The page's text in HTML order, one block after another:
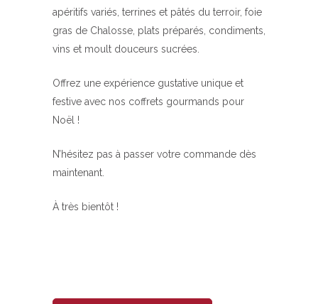
apéritifs variés, terrines et pâtés du terroir, foie
gras de Chalosse, plats préparés, condiments,
vins et moult douceurs sucrées.
Offrez une expérience gustative unique et
festive avec nos coffrets gourmands pour
Noël !
N’hésitez pas à passer votre commande dès
maintenant.
À très bientôt !